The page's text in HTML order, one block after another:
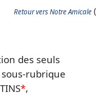
Retour vers Notre Amicale (
des seuls
sous-rubrique
*,